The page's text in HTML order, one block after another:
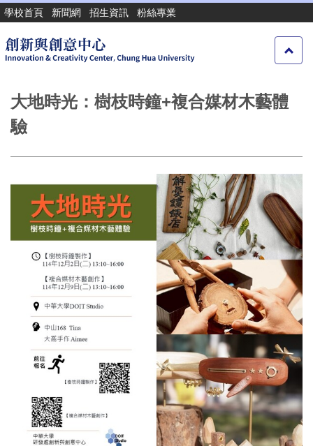
跳
到
主
要
區
學校首頁 新聞網 招生資訊 粉絲專業
大地時光：樹枝時鐘+複合媒材木藝體
驗